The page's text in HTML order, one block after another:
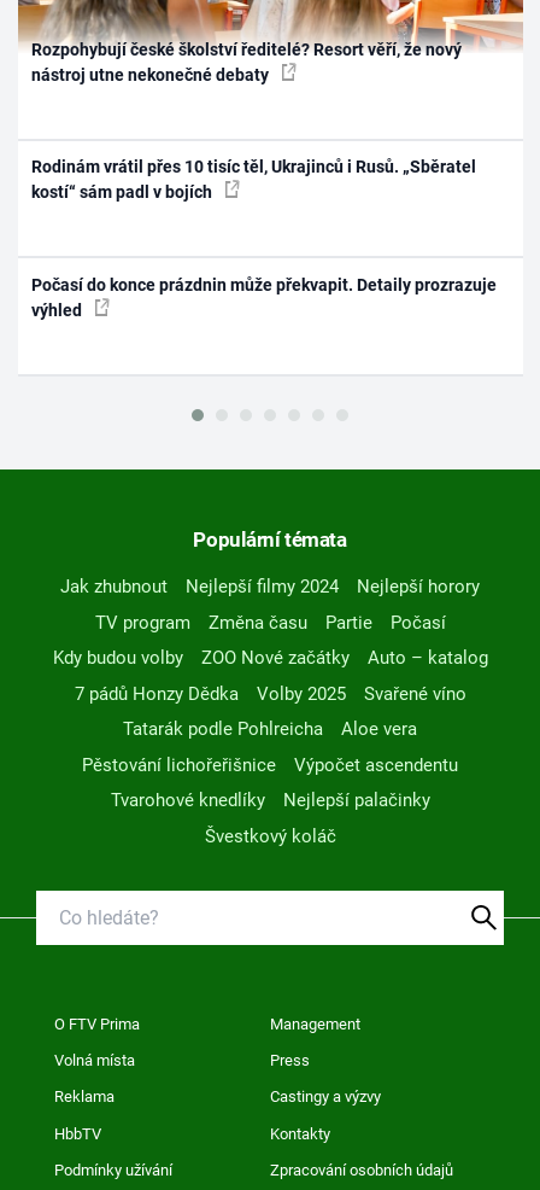
Rozpohybují české školství ředitelé? Resort věří, že nový
nástroj utne nekonečné debaty
Rodinám vrátil přes 10 tisíc těl, Ukrajinců i Rusů. „Sběratel
kostí“ sám padl v bojích
Počasí do konce prázdnin může překvapit. Detaily prozrazuje
výhled
Populární témata
Jak zhubnout Nejlepší filmy 2024
Nejlepší horory
TV program
Změna času Partie
Počasí
Kdy budou volby
ZOO Nové začátky
Auto – katalog
7 pádů Honzy Dědka
Volby 2025
Svařené víno
Tatarák podle Pohlreicha
Aloe vera
Pěstování lichořeřišnice
Výpočet ascendentu
Tvarohové knedlíky
Nejlepší palačinky
Švestkový koláč
O FTV Prima Management
Volná místa Press
Reklama Castingy a výzvy
HbbTV Kontakty
Podmínky užívání Zpracování osobních údajů